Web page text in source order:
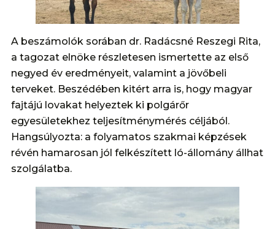
A beszámolók sorában dr. Radácsné Reszegi Rita,
a tagozat elnöke részletesen ismertette az első
negyed év eredményeit, valamint a jövőbeli
terveket. Beszédében kitért arra is, hogy magyar
fajtájú lovakat helyeztek ki polgárőr
egyesületekhez teljesítménymérés céljából.
Hangsúlyozta: a folyamatos szakmai képzések
révén hamarosan jól felkészített ló-állomány állhat
szolgálatba.